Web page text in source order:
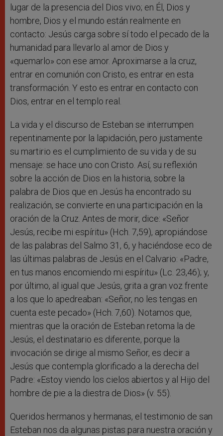
lugar de la presencia del Dios vivo; en Él, Dios y
hombre, Dios y el mundo están realmente en
contacto: Jesús carga sobre sí todo el pecado de la
humanidad para llevarlo al amor de Dios y
«quemarlo» con ese amor. Aproximarse a la cruz,
entrar en comunión con Cristo, es entrar en esta
transformación. Y esto es entrar en contacto con
Dios, entrar en el templo real.
La vida y el discurso de Esteban se interrumpen
repentinamente por la lapidación, pero justamente
su martirio es el cumplimiento de su vida y de su
mensaje: se hace uno con Cristo. Así, su reflexión
sobre la acción de Dios en la historia, sobre la
palabra de Dios que en Jesús ha encontrado su
realización, se convierte en una participación en la
oración de la Cruz. Antes de morir, dice: «Señor
Jesús, recibe mi espíritu» (Hch. 7,59), apropiándose
de las palabras del Salmo 31, 6, y haciéndose eco de
las últimas palabras de Jesús en el Calvario: «Padre,
en tus manos encomiendo mi espíritu» (Lc. 23,46); y,
por último, al igual que Jesús, grita a gran voz frente
a los que lo apedreaban: «Señor, no les tengas en
cuenta este pecado» (Hch. 7,60). Notamos que,
mientras que la oración de Esteban retoma la de
Jesús, el destinatario es diferente, porque la
invocación se dirige al mismo Señor, es decir a
Jesús que contempla glorificado a la derecha del
Padre: «Estoy viendo los cielos abiertos y al Hijo del
hombre de pie a la diestra de Dios» (v. 55).
Queridos hermanos y hermanas, el testimonio de san
Esteban nos da algunas pistas para nuestra oración y